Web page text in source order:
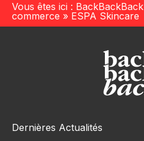
Vous êtes ici : BackBackBack
commerce » ESPA Skincare
Dernières Actualités